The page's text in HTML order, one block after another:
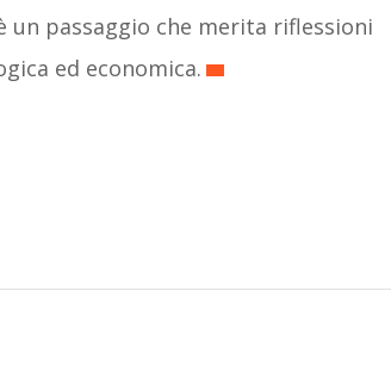
passaggio che merita riflessioni
ed economica.